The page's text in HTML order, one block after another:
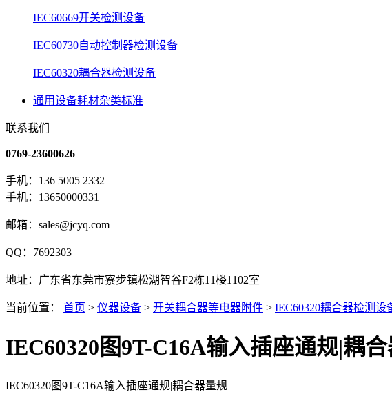
IEC60669开关检测设备
IEC60730自动控制器检测设备
IEC60320耦合器检测设备
通用设备耗材杂类标准
联系我们
0769-23600626
手机：136 5005 2332
手机：13650000331
邮箱：sales@jcyq.com
QQ：7692303
地址：广东省东莞市寮步镇松湖智谷F2栋11楼1102室
当前位置： 首页 > 仪器设备 > 开关耦合器等电器附件 > IEC60320耦合器检测设
IEC60320图9T-C16A输入插座通规|耦
IEC60320图9T-C16A输入插座通规|耦合器量规